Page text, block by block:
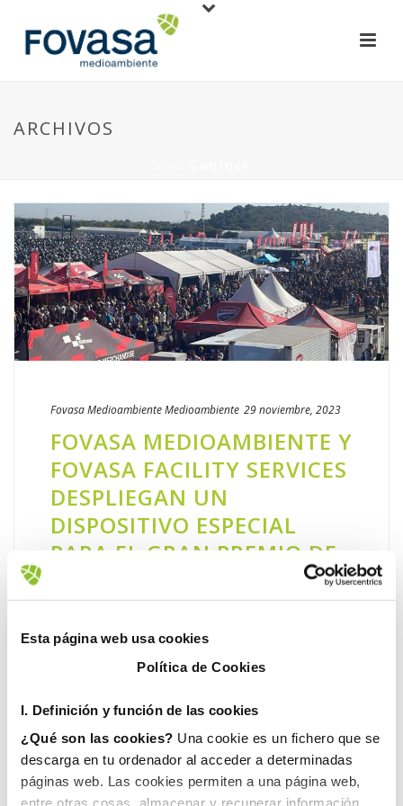
Esta página web usa cookies
Política de Cookies
I. Definición y función de las cookies
¿Qué son las cookies? Una cookie es un fichero que se
descarga en tu ordenador al acceder a determinadas
páginas web. Las cookies permiten a una página web,
entre otras cosas, almacenar y recuperar información
ARCHIVOS
Fovasa MedioambienteMedioambiente 29 noviembre, 2023
FOVASA MEDIOAMBIENTE Y
FOVASA FACILITY SERVICES
DESPLIEGAN UN
DISPOSITIVO ESPECIAL
PARA EL GRAN PREMIO DE
de aficionados, que asistieron al Circuito
Ricardo Tormo para disfrutar del Gran
Valenciana y visitaron el municipio [...]
LEER MÁS